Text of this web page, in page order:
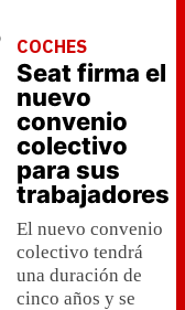
COCHES
Seat firma el
nuevo
convenio
colectivo
para sus
trabajadores
El nuevo convenio
colectivo tendrá
una duración de
cinco años y se